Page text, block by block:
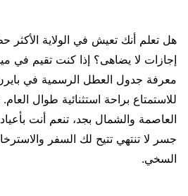
هل تعلم أنك تعيش في الولاية الأكثر
إجازات لا يضاهى؟ إذا كنت تقيم في
معرفة جدول العطل الرسمية في
للاستمتاع براحة استثنائية طوال
العاصمة والشمال بجد، تنعم أنت
جسر لا تنتهي تتيح لك السفر
السخي.